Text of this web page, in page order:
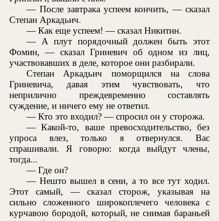
— После завтрака успеем кончить, — сказал
Степан Аркадьич.
— Как еще успеем! — сказал Никитин.
— А плут порядочный должен быть этот
Фомин, — сказал Гриневич об одном из лиц,
участвовавших в деле, которое они разбирали.
Степан Аркадьич поморщился на слова
Гриневича, давая этим чувствовать, что
неприлично преждевременно составлять
суждение, и ничего ему не ответил.
— Кто это входил? — спросил он у сторожа.
— Какой-то, ваше превосходительство, без
упроса влез, только я отвернулся. Вас
спрашивали. Я говорю: когда выйдут члены,
тогда...
— Где он?
— Нешто вышел в сени, а то все тут ходил.
Этот самый, — сказал сторож, указывая на
сильно сложенного широкоплечего человека с
курчавою бородой, который, не снимая бараньей